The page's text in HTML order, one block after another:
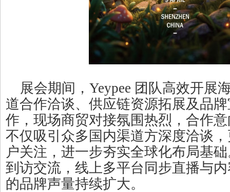
展会期间，Yeypee 团队高效开展
道合作洽谈、供应链资源拓展及品
作，现场商贸对接氛围热烈，合作
不仅吸引众多国内渠道方深度洽谈
户关注，进一步夯实全球化布局基
到访交流，线上多平台同步直播与内
的品牌声量持续扩大。